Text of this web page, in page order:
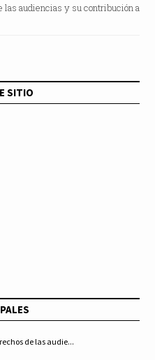
las audiencias y su contribución a
SITIO
de las audie...